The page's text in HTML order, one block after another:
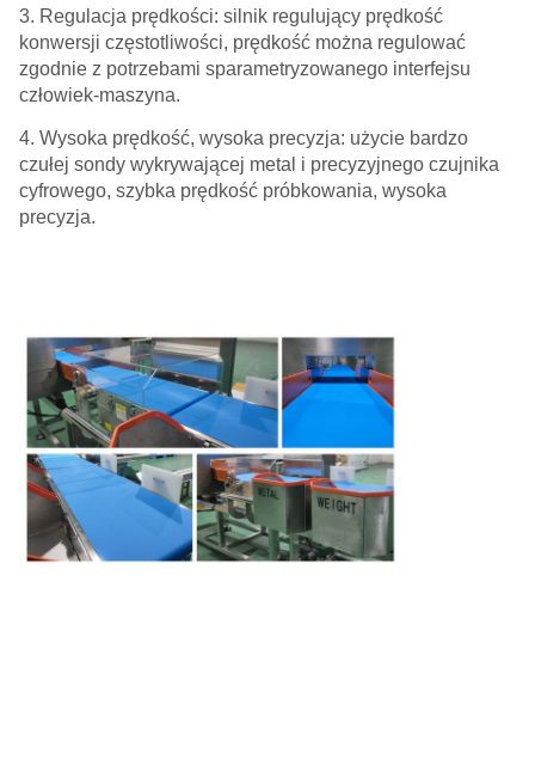
3. Regulacja prędkości: silnik regulujący prędkość
konwersji częstotliwości, prędkość można regulować
zgodnie z potrzebami sparametryzowanego interfejsu
człowiek-maszyna.
4. Wysoka prędkość, wysoka precyzja: użycie bardzo
czułej sondy wykrywającej metal i precyzyjnego czujnika
cyfrowego, szybka prędkość próbkowania, wysoka
precyzja.